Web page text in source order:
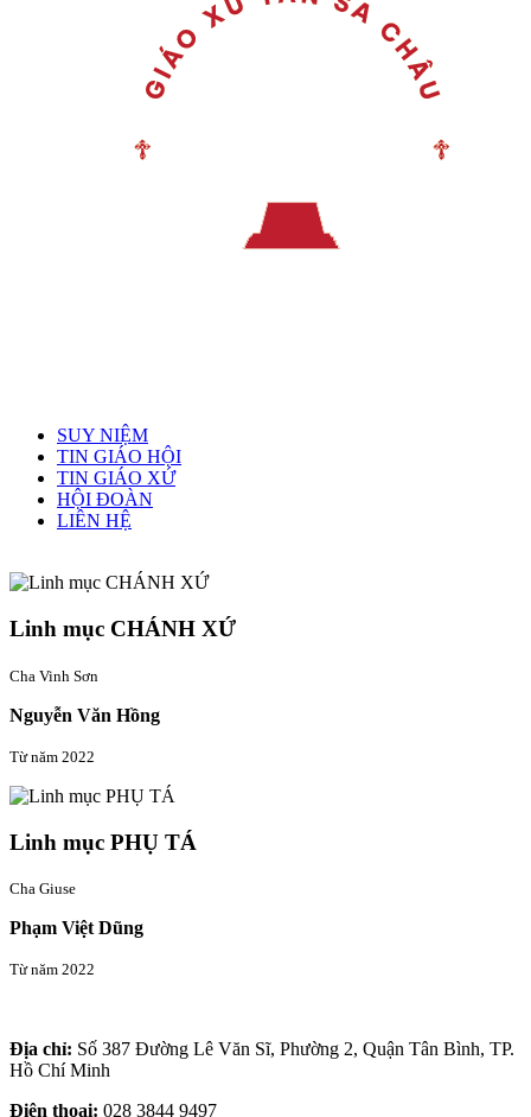
SUY NIỆM
TIN GIÁO HỘI
TIN GIÁO XỨ
HỘI ĐOÀN
LIÊN HỆ
Linh mục CHÁNH XỨ
Cha Vinh Sơn
Nguyễn Văn Hồng
Từ năm 2022
Linh mục PHỤ TÁ
Cha Giuse
Phạm Việt Dũng
Từ năm 2022
Địa chỉ: Số 387 Đường Lê Văn Sĩ, Phường 2, Quận Tân Bình, TP.
Hồ Chí Minh
Điện thoại: 028 3844 9497